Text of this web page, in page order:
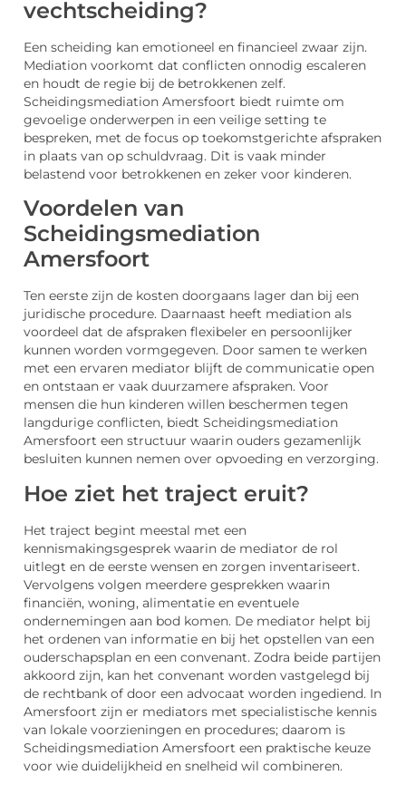
vechtscheiding?
Een scheiding kan emotioneel en financieel zwaar zijn.
Mediation voorkomt dat conflicten onnodig escaleren
en houdt de regie bij de betrokkenen zelf.
Scheidingsmediation Amersfoort biedt ruimte om
gevoelige onderwerpen in een veilige setting te
bespreken, met de focus op toekomstgerichte afspraken
in plaats van op schuldvraag. Dit is vaak minder
belastend voor betrokkenen en zeker voor kinderen.
Voordelen van
Scheidingsmediation
Amersfoort
Ten eerste zijn de kosten doorgaans lager dan bij een
juridische procedure. Daarnaast heeft mediation als
voordeel dat de afspraken flexibeler en persoonlijker
kunnen worden vormgegeven. Door samen te werken
met een ervaren mediator blijft de communicatie open
en ontstaan er vaak duurzamere afspraken. Voor
mensen die hun kinderen willen beschermen tegen
langdurige conflicten, biedt Scheidingsmediation
Amersfoort een structuur waarin ouders gezamenlijk
besluiten kunnen nemen over opvoeding en verzorging.
Hoe ziet het traject eruit?
Het traject begint meestal met een
kennismakingsgesprek waarin de mediator de rol
uitlegt en de eerste wensen en zorgen inventariseert.
Vervolgens volgen meerdere gesprekken waarin
financiën, woning, alimentatie en eventuele
ondernemingen aan bod komen. De mediator helpt bij
het ordenen van informatie en bij het opstellen van een
ouderschapsplan en een convenant. Zodra beide partijen
akkoord zijn, kan het convenant worden vastgelegd bij
de rechtbank of door een advocaat worden ingediend. In
Amersfoort zijn er mediators met specialistische kennis
van lokale voorzieningen en procedures; daarom is
Scheidingsmediation Amersfoort een praktische keuze
voor wie duidelijkheid en snelheid wil combineren.